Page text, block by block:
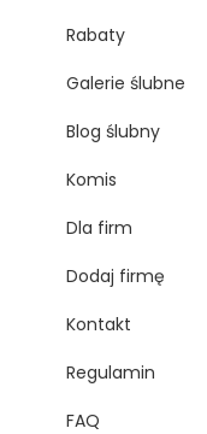
Rabaty
Galerie ślubne
Blog ślubny
Komis
Dla firm
Dodaj firmę
Kontakt
Regulamin
FAQ